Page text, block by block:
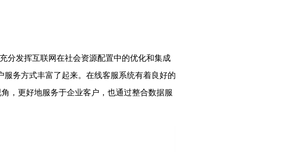
分发挥互联网在社会资源配置中的优化和集成
务方式丰富了起来。在线客服系统有着良好的
，更好地服务于企业客户，也通过整合数据服